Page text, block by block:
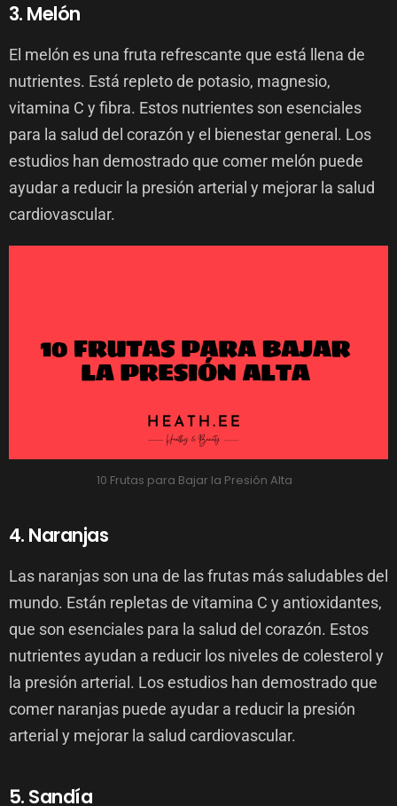
3. Melón
El melón es una fruta refrescante que está llena de
nutrientes. Está repleto de potasio, magnesio,
vitamina C y fibra. Estos nutrientes son esenciales
para la salud del corazón y el bienestar general. Los
estudios han demostrado que comer melón puede
ayudar a reducir la presión arterial y mejorar la salud
cardiovascular.
10 Frutas para Bajar la Presión Alta
4. Naranjas
Las naranjas son una de las frutas más saludables del
mundo. Están repletas de vitamina C y antioxidantes,
que son esenciales para la salud del corazón. Estos
nutrientes ayudan a reducir los niveles de colesterol y
la presión arterial. Los estudios han demostrado que
comer naranjas puede ayudar a reducir la presión
arterial y mejorar la salud cardiovascular.
5. Sandía